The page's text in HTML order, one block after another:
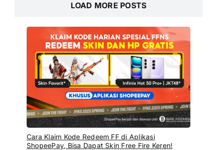
LOAD MORE POSTS
Cara Klaim Kode Redeem FF di Aplikasi
ShopeePay, Bisa Dapat Skin Free Fire Keren!